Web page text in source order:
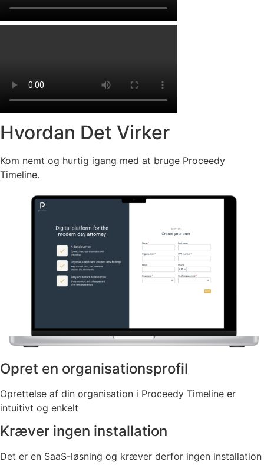
Hvordan Det Virker
Kom nemt og hurtig igang med at bruge Proceedy
Timeline.
Opret en organisationsprofil
Oprettelse af din organisation i Proceedy Timeline er
intuitivt og enkelt
Kræver ingen installation
Det er en SaaS-løsning og kræver derfor ingen installation